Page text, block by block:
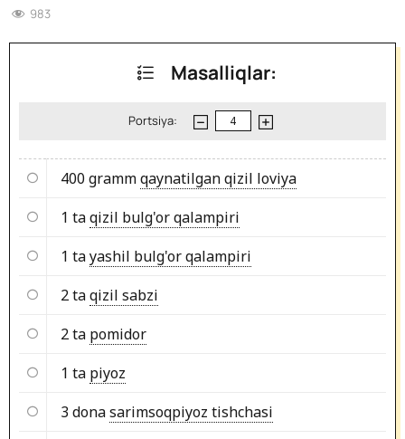
983
Masalliqlar:
Portsiya:
400 grammqaynatilgan qizil loviya
1 taqizil bulg'or qalampiri
1 tayashil bulg'or qalampiri
2 taqizil sabzi
2 ta pomidor
1 ta piyoz
3 donasarimsoqpiyoz tishchasi